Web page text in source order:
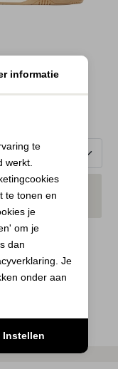
INMAAT
informatie
te
werkt.
te tonen en
je
om je
dan
Je
onder aan
Instellen